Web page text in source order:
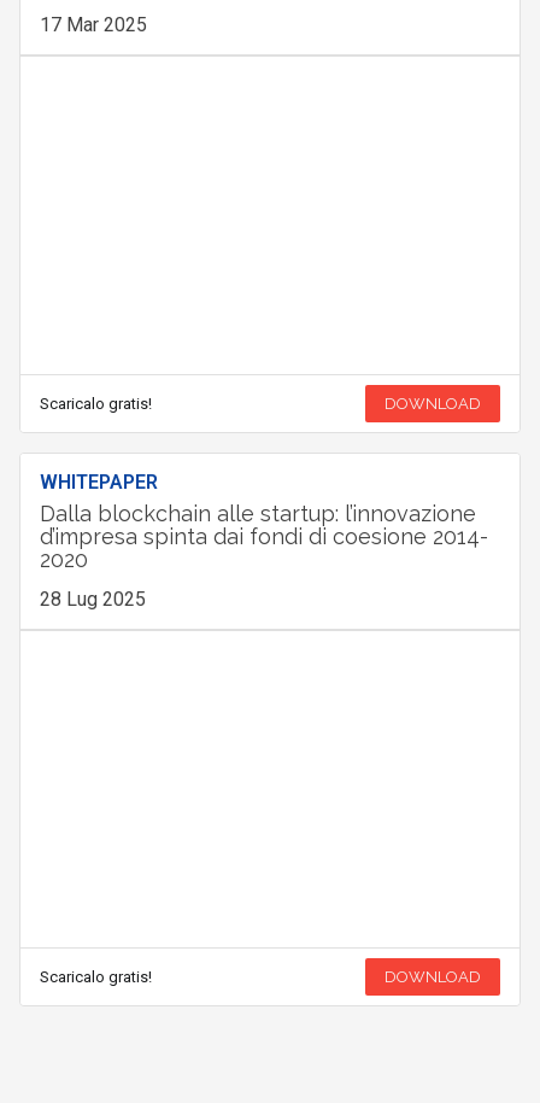
17 Mar 2025
Scaricalo gratis! DOWNLOAD
WHITEPAPER
Dalla blockchain alle startup: l’innovazione
d’impresa spinta dai fondi di coesione 2014-
2020
28 Lug 2025
Scaricalo gratis! DOWNLOAD